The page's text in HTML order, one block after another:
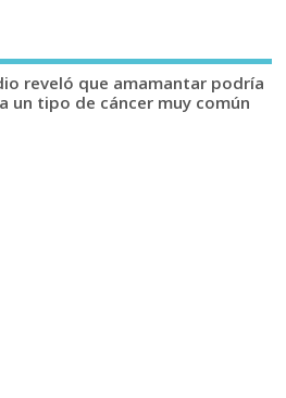
reveló que amamantar podría
un tipo de cáncer muy común